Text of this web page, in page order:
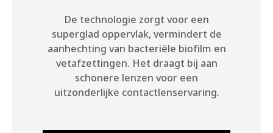
De technologie zorgt voor een
superglad oppervlak, vermindert de
aanhechting van bacteriële biofilm en
vetafzettingen. Het draagt bij aan
schonere lenzen voor een
uitzonderlijke contactlenservaring.